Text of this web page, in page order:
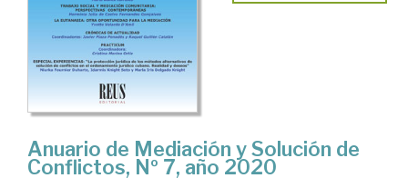
Anuario de Mediación y Solución de
Conflictos, Nº 7, año 2020